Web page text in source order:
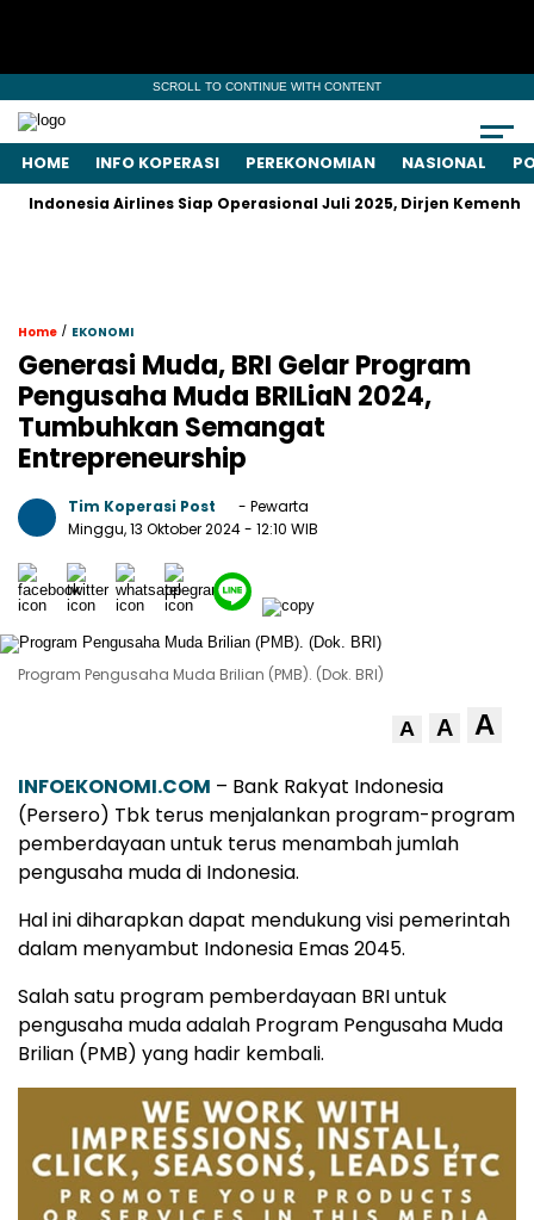
SCROLL TO CONTINUE WITH CONTENT
HOME INFO KOPERASI PEREKONOMIAN NASIONAL
Airlines Siap Operasional Juli 2025, Dirjen Kemenhub Justru
Home / EKONOMI
Generasi Muda, BRI Gelar Program
Pengusaha Muda BRILiaN 2024,
Tumbuhkan Semangat
Entrepreneurship
Tim Koperasi Post
- Pewarta
Minggu, 13 Oktober 2024- 12:10 WIB
Program Pengusaha Muda Brilian (PMB). (Dok. BRI)
A A A
INFOEKONOMI.COM – Bank Rakyat Indonesia
(Persero) Tbk terus menjalankan program-program
pemberdayaan untuk terus menambah jumlah
pengusaha muda di Indonesia.
Hal ini diharapkan dapat mendukung visi pemerintah
dalam menyambut Indonesia Emas 2045.
Salah satu program pemberdayaan BRI untuk
pengusaha muda adalah Program Pengusaha Muda
Brilian (PMB) yang hadir kembali.